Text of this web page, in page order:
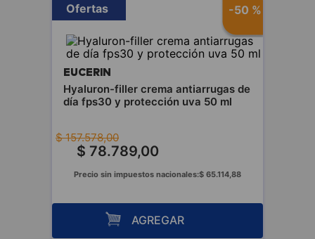
-50 %
Ofertas
EUCERIN
Hyaluron-filler crema antiarrugas de
día fps30 y protección uva 50 ml
$ 157.578,00
$ 78.789,00
Precio sin impuestos nacionales:$ 65.114,88
AGREGAR